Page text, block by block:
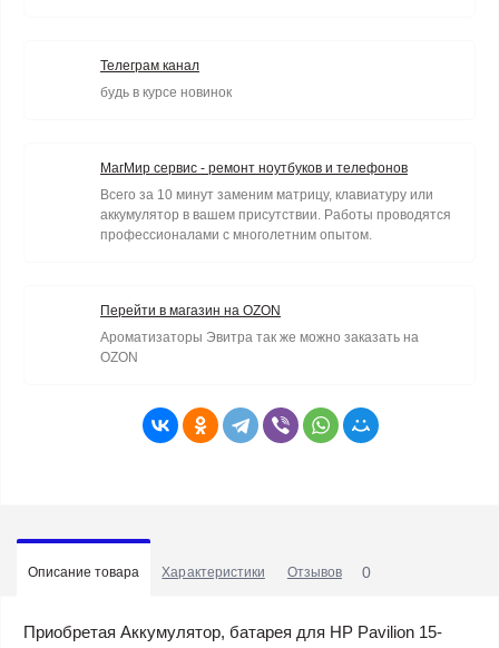
Телеграм канал
будь в курсе новинок
МагМир сервис - ремонт ноутбуков и телефонов
Всего за 10 минут заменим матрицу, клавиатуру или
аккумулятор в вашем присутствии. Работы проводятся
профессионалами с многолетним опытом.
Перейти в магазин на OZON
Ароматизаторы Эвитра так же можно заказать на
OZON
Описание товара Характеристики Отзывов 0
Приобретая Аккумулятор, батарея для HP Pavilion 15-